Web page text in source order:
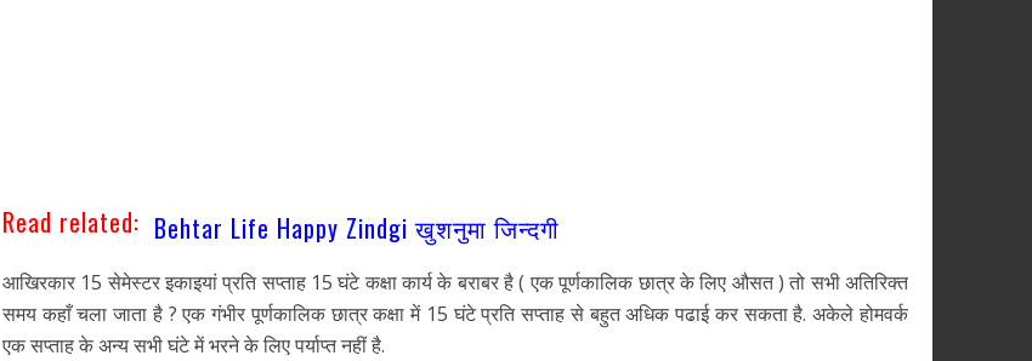
Read related: Behtar Life Happy Zindgi खुशनुमा जिन्दगी
आखिरकार 15 सेमेस्टर इकाइयां प्रति सप्ताह 15 घंटे कक्षा कार्य के बराबर है ( एक पूर्णकालिक छात्र के लिए औसत ) तो सभी अतिरिक्त
समय कहाँ चला जाता है ? एक गंभीर पूर्णकालिक छात्र कक्षा में 15 घंटे प्रति सप्ताह से बहुत अधिक पढाई कर सकता है. अकेले होमवर्क
एक सप्ताह के अन्य सभी घंटे में भरने के लिए पर्याप्त नहीं है.